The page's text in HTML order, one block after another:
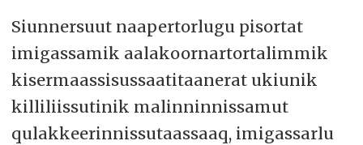
Siunnersuut naapertorlugu pisortat
imigassamik aalakoornartortalimmik
kisermaassisussaatitaanerat ukiunik
killiliissutinik malinninnissamut
qulakkeerinnissutaassaaq, imigassarlu